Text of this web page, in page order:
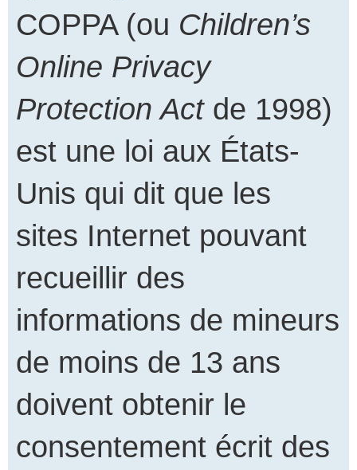
COPPA (ou Children’s
Online Privacy
Protection Actde 1998)
est une loi aux États-
Unis qui dit que les
sites Internet pouvant
recueillir des
informations de mineurs
de moins de 13 ans
doivent obtenir le
consentement écrit des